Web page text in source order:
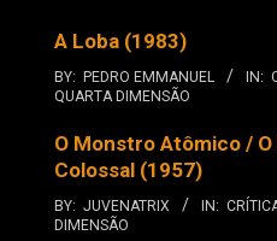
A Loba (1983)
BY: PEDRO EMMANUEL IN:
QUARTA DIMENSÃO
O Monstro Atômico /
Colossal (1957)
BY: JUVENATRIX IN:
DIMENSÃO